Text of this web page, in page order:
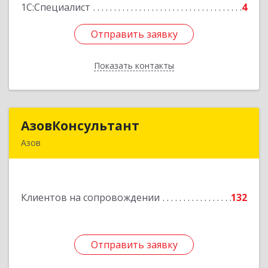
1С:Специалист
4
Отправить заявку
Показать контакты
Отправить заявку
Назад
АзовКонсультант
Азов
Клиентов на сопровождении 132
Отправить заявку
АзовКонсультант
Подробнее
Отправить заявку